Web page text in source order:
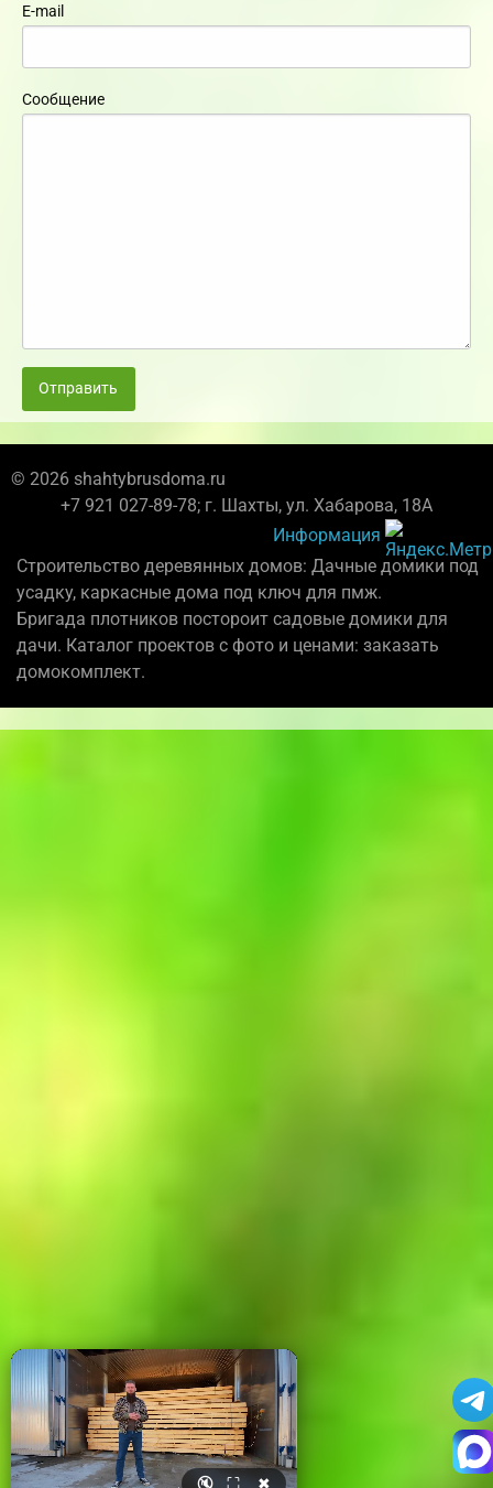
E-mail
Сообщение
Отправить
© 2026 shahtybrusdoma.ru
+7 921 027-89-78; г. Шахты, ул. Хабарова, 18А
Информация
Строительство деревянных домов: Дачные домики под
усадку, каркасные дома под ключ для пмж.
Бригада плотников постороит садовые домики для
дачи. Каталог проектов с фото и ценами: заказать
домокомплект.
🔇 ⛶ ✖